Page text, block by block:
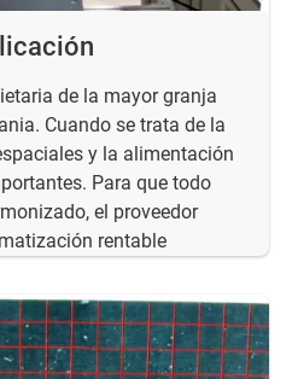
de la mayor granja
Cuando se trata de la
y la alimentación
Para que todo
el proveedor
rentable